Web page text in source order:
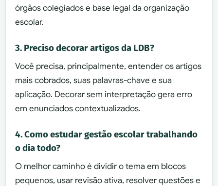
órgãos colegiados e base legal da organização
escolar.
3. Preciso decorar artigos da LDB?
Você precisa, principalmente, entender os artigos
mais cobrados, suas palavras-chave e sua
aplicação. Decorar sem interpretação gera erro
em enunciados contextualizados.
4. Como estudar gestão escolar trabalhando
o dia todo?
O melhor caminho é dividir o tema em blocos
pequenos, usar revisão ativa, resolver questões e